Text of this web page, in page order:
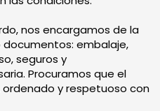
nos encargamos de la
embalaje,
seguros y
Procuramos que el
y respetuoso con